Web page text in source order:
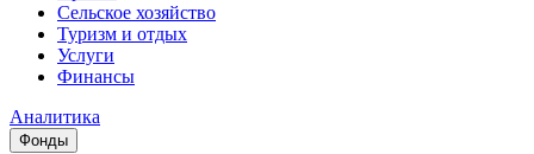
Сельское хозяйство
Туризм и отдых
Услуги
Финансы
Аналитика
Фонды